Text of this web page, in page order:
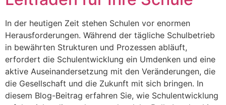
In der heutigen Zeit stehen Schulen vor enormen
Herausforderungen. Während der tägliche Schulbetrieb
in bewährten Strukturen und Prozessen abläuft,
erfordert die Schulentwicklung ein Umdenken und eine
aktive Auseinandersetzung mit den Veränderungen, die
die Gesellschaft und die Zukunft mit sich bringen. In
diesem Blog-Beitrag erfahren Sie, wie Schulentwicklung